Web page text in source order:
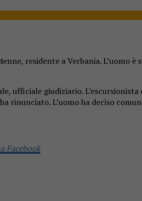
residente a Verbania. L’uomo
ufficiale giudiziario.
rinunciato. L’uomo ha deciso
Facebook